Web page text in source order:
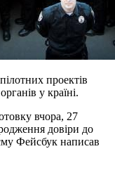
проектів
у країні.
вчора, 27
довіри до
Фейсбук написав